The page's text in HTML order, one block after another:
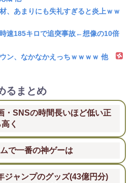
、あまりにも失礼すぎると炎上ｗｗ
時速185キロで追突事故←想像の10倍
ン、なかなかえっちｗｗｗｗ 他
るまとめ
・SNSの時間長いほど低い正
く
で一番の神ゲーは
ジャンプのグッズ(43億円分)